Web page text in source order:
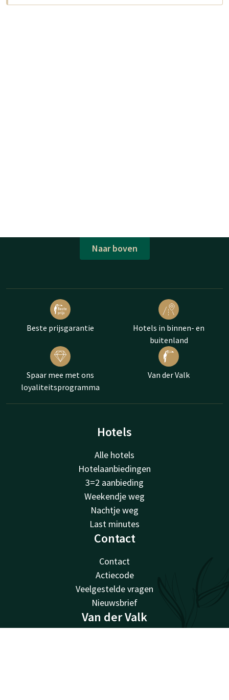
Naar boven
Beste prijsgarantie
Hotels in binnen- en
buitenland
Spaar mee met ons
loyaliteitsprogramma
Van der Valk
Hotels
Alle hotels
Hotelaanbiedingen
3=2 aanbieding
Weekendje weg
Nachtje weg
Last minutes
Contact
Contact
Actiecode
Veelgestelde vragen
Nieuwsbrief
Van der Valk